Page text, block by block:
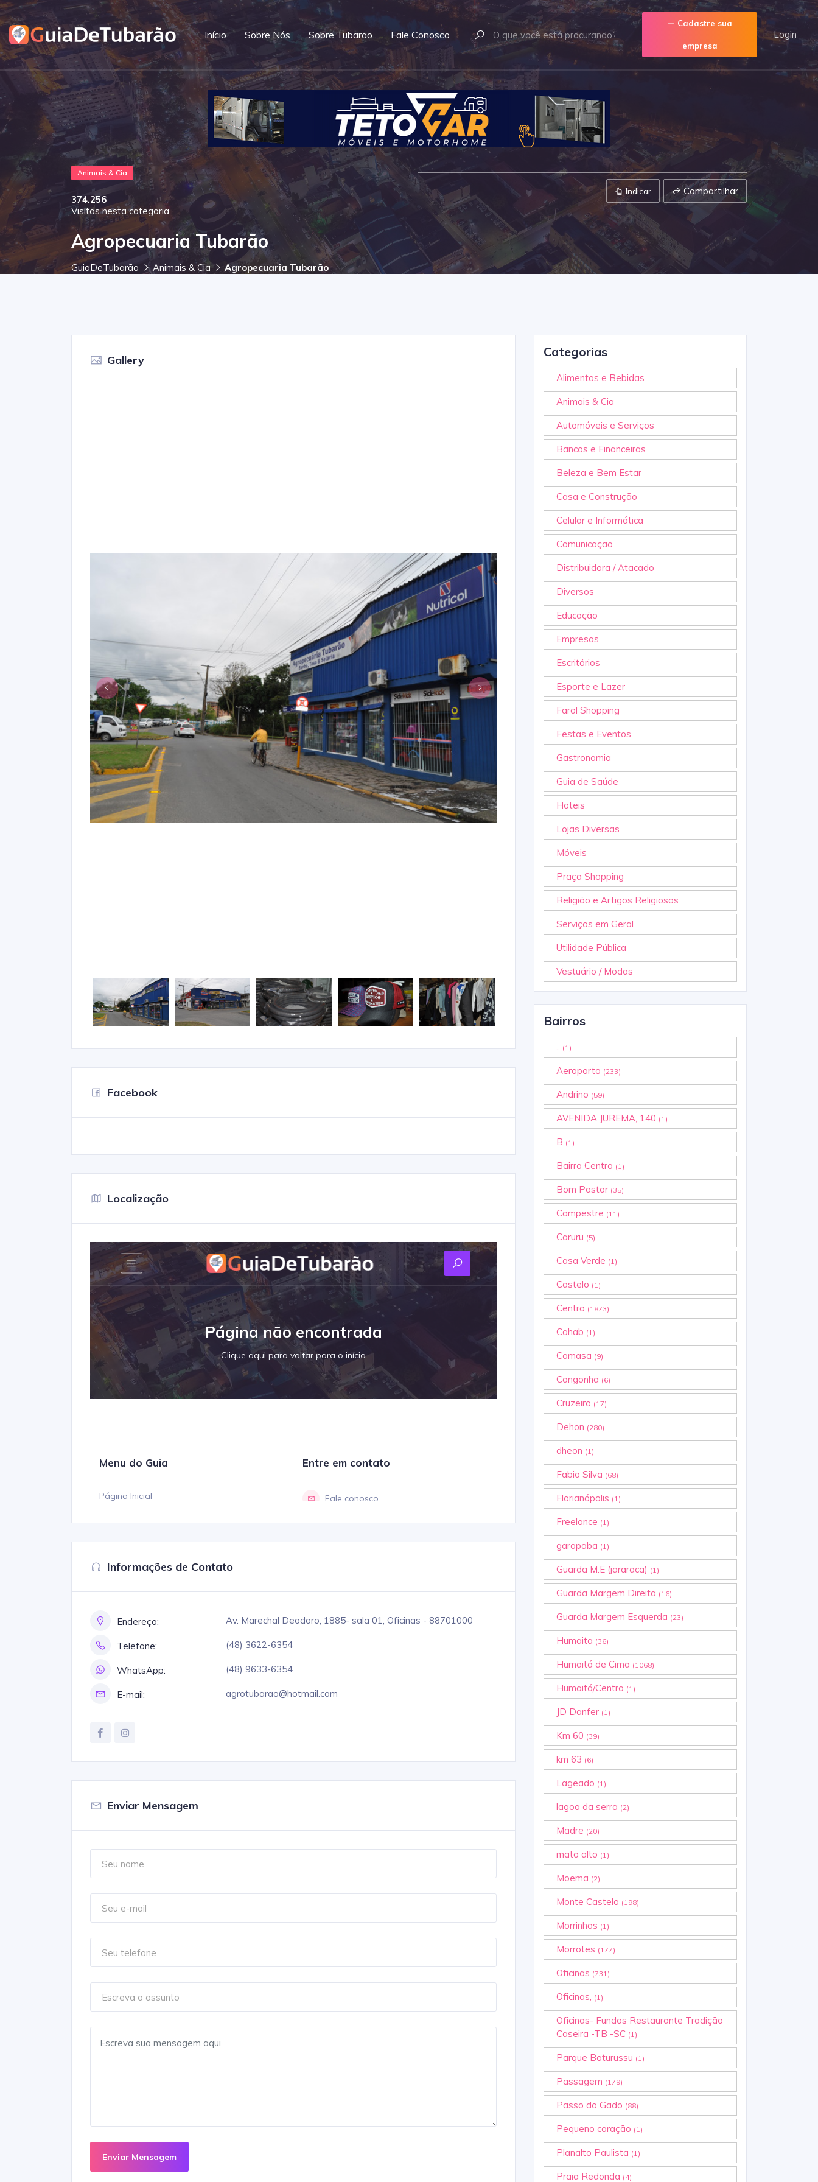
Início Sobre Nós Sobre Tubarão Fale Conosco
Cadastre sua
empresa
Login
Animais & Cia
374.256
Visitas nesta categoria
Agropecuaria Tubarão
GuiaDeTubarão Animais & Cia Agropecuaria Tubarão
Indicar Compartilhar
Gallery
Facebook
Localização
Informações de Contato
Endereço: Av. Marechal Deodoro, 1885- sala 01, Oficinas - 88701000
Telefone: (48) 3622-6354
WhatsApp: (48) 9633-6354
E-mail: agrotubarao@hotmail.com
Enviar Mensagem
Enviar Mensagem
Categorias
Alimentos e Bebidas
Animais & Cia
Automóveis e Serviços
Bancos e Financeiras
Beleza e Bem Estar
Casa e Construção
Celular e Informática
Comunicaçao
Distribuidora / Atacado
Diversos
Educação
Empresas
Escritórios
Esporte e Lazer
Farol Shopping
Festas e Eventos
Gastronomia
Guia de Saúde
Hoteis
Lojas Diversas
Móveis
Praça Shopping
Religião e Artigos Religiosos
Serviços em Geral
Utilidade Pública
Vestuário / Modas
Bairros
.. (1)
Aeroporto (233)
Andrino (59)
AVENIDA JUREMA, 140 (1)
B (1)
Bairro Centro (1)
Bom Pastor (35)
Campestre (11)
Caruru (5)
Casa Verde (1)
Castelo (1)
Centro (1873)
Cohab (1)
Comasa (9)
Congonha (6)
Cruzeiro (17)
Dehon (280)
dheon (1)
Fabio Silva (68)
Florianópolis (1)
Freelance (1)
garopaba (1)
Guarda M.E (jararaca) (1)
Guarda Margem Direita (16)
Guarda Margem Esquerda (23)
Humaita (36)
Humaitá de Cima (1068)
Humaitá/Centro (1)
JD Danfer (1)
Km 60 (39)
km 63 (6)
Lageado (1)
lagoa da serra (2)
Madre (20)
mato alto (1)
Moema (2)
Monte Castelo (198)
Morrinhos (1)
Morrotes (177)
Oficinas (731)
Oficinas, (1)
Oficinas- Fundos Restaurante Tradição
Caseira -TB -SC (1)
Parque Boturussu (1)
Passagem (179)
Passo do Gado (88)
Pequeno coração (1)
Planalto Paulista (1)
Praia Redonda (4)